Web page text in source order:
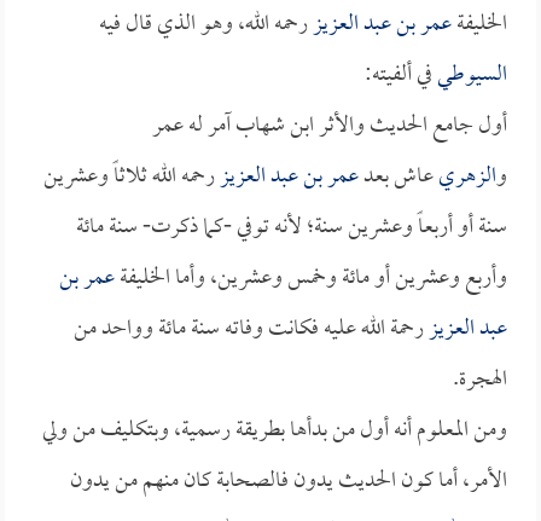
الخليفةعمر بن عبد العزيزرحمه الله، وهو الذي قال فيه
السيوطيفي ألفيته:
أول جامع الحديث والأثر ابن شهاب آمر له عمر
والزهريعاش بعدعمر بن عبد العزيزرحمه الله ثلاثاً وعشرين
سنة أو أربعاً وعشرين سنة؛ لأنه توفي -كما ذكرت- سنة مائة
وأربع وعشرين أو مائة وخمس وعشرين، وأما الخليفةعمر بن
عبد العزيزرحمة الله عليه فكانت وفاته سنة مائة وواحد من
الهجرة.
ومن المعلوم أنه أول من بدأها بطريقة رسمية، وبتكليف من ولي
الأمر، أما كون الحديث يدون فالصحابة كان منهم من يدون